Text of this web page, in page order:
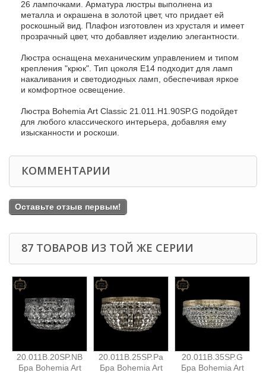
26 лампочками. Арматура люстры выполнена из
металла и окрашена в золотой цвет, что придает ей
роскошный вид. Плафон изготовлен из хрусталя и имеет
прозрачный цвет, что добавляет изделию элегантности.
Люстра оснащена механическим управлением и типом
крепления "крюк". Тип цоколя E14 подходит для ламп
накаливания и светодиодных ламп, обеспечивая яркое
и комфортное освещение.
Люстра Bohemia Art Classic 21.011.H1.90SP.G подойдет
для любого классического интерьера, добавляя ему
изысканности и роскоши.
КОММЕНТАРИИ
Оставьте отзыв первым!
87 ТОВАРОВ ИЗ ТОЙ ЖЕ СЕРИИ
20.011B.20SP.NB
Бра Bohemia Art
20.011B.25SP.Pa
Бра Bohemia Art
20.011B.35SP.G
Бра Bohemia Art